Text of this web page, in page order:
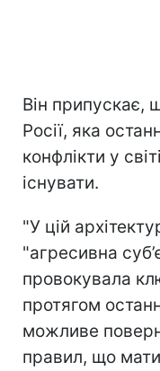
Він припускає,
Росії, яка
конфлікти у
існувати.
"У цій
"агресивна
провокувала
протягом
можливе
правил, що